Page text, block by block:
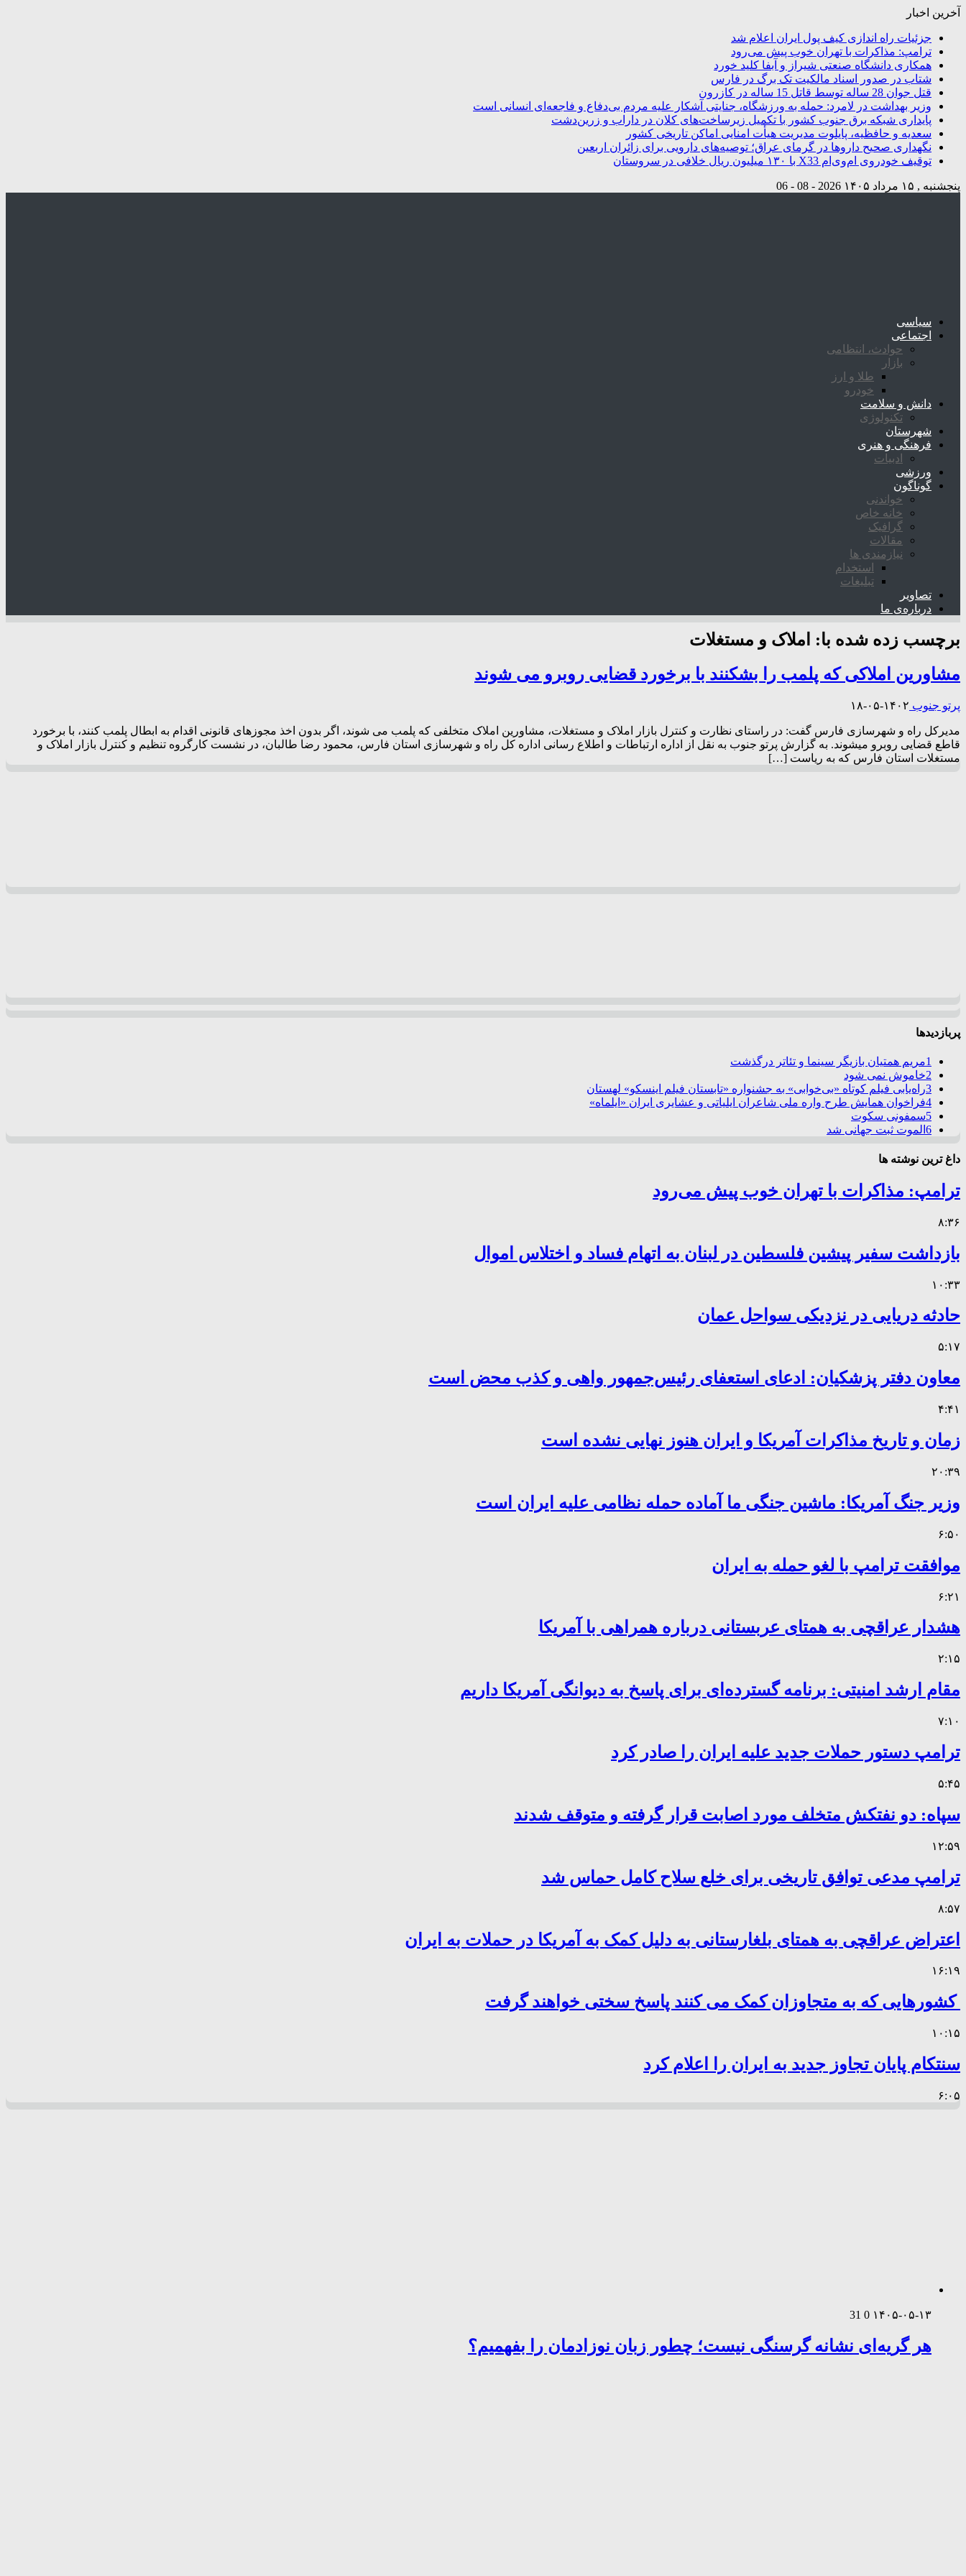
آخرین اخبار
جزئیات راه اندازی کیف پول ایران اعلام شد
ترامپ: مذاکرات با تهران خوب پیش می‌رود
همکاری دانشگاه صنعتی شیراز و آبفا کلید خورد
شتاب در صدور اسناد مالکیت تک برگ در فارس
قتل جوان 28 ساله توسط قاتل 15 ساله در کازرون
وزیر بهداشت در لامرد: حمله به ورزشگاه، جنایتی آشکار علیه مردم بی‌دفاع و فاجعه‌ای انسانی است
پایداری شبکه برق جنوب کشور با تکمیل زیرساخت‌های کلان در داراب و زرین‌دشت
سعدیه و حافظیه، پایلوت مدیریت هیأت امنایی اماکن تاریخی کشور
نگهداری صحیح داروها در گرمای عراق؛ توصیه‌های دارویی برای زائران اربعین
توقیف خودروی ام‌وی‌ام X33 با ۱۳۰ میلیون ریال خلافی در سروستان
پنجشنبه , ۱۵ مرداد ۱۴۰۵ 2026 - 08 - 06
سیاسی
اجتماعی
حوادث، انتظامی
بازار
طلا و ارز
خودرو
دانش و سلامت
تکنولوژی
شهرستان
فرهنگی و هنری
ادبیات
ورزشی
گوناگون
خواندنی
خانه خاص
گرافیک
مقالات
نیازمندی ها
استخدام
تبلیغات
تصاویر
درباره‌ی ما
برچسب زده شده با:
املاک و مستغلات
مشاورین املاکی که پلمب را بشکنند با برخورد قضایی روبرو می شوند
پرتو جنوب ۱۴۰۲-۰۵-۱۸
مدیرکل راه و شهرسازی فارس گفت: در راستای نظارت و کنترل بازار املاک و مستغلات، مشاورین املاک متخلفی که پلمب می شوند، اگر بدون اخذ مجوزهای قانونی اقدام به ابطال پلمب کنند، با برخورد
قاطع قضایی روبرو میشوند. به گزارش پرتو جنوب به نقل از اداره ارتباطات و اطلاع رسانی اداره کل راه و شهرسازی استان فارس، محمود رضا طالبان، در نشست کارگروه تنظیم و کنترل بازار املاک و
مستغلات استان فارس که به ریاست […]
پربازدیدها
1مریم همتیان بازیگر سینما و تئاتر درگذشت
2خاموش نمی شود
3راه‌یابی فیلم کوتاه «بی‌خوابی» به جشنواره «تابستان فیلم اینسکو» لهستان
4فراخوان همایش طرح واره ملی شاعران ایلیاتی و عشایری ایران «ایلماه»
5سمفونی سکوت
6 الموت ثبت جهانی شد
داغ ترین نوشته ها
ترامپ: مذاکرات با تهران خوب پیش می‌رود
۸:۳۶
بازداشت سفیر پیشین فلسطین در لبنان به اتهام فساد و اختلاس اموال
۱۰:۳۳
حادثه دریایی در نزدیکی سواحل عمان
۵:۱۷
معاون دفتر پزشکیان: ادعای استعفای رئیس‌جمهور واهی و کذب محض است
۴:۴۱
زمان و تاریخ مذاکرات آمریکا و ایران هنوز نهایی نشده است
۲۰:۳۹
وزیر جنگ آمریکا: ماشین جنگی ما آماده حمله نظامی علیه ایران است
۶:۵۰
موافقت ترامپ با لغو حمله به ایران
۶:۲۱
هشدار عراقچی به همتای عربستانی درباره همراهی با آمریکا
۲:۱۵
مقام ارشد امنیتی: برنامه گسترده‌ای برای پاسخ به دیوانگی آمریکا داریم
۷:۱۰
ترامپ دستور حملات جدید علیه ایران را صادر کرد
۵:۴۵
سپاه: دو نفتکش متخلف مورد اصابت قرار گرفته و متوقف شدند
۱۲:۵۹
ترامپ مدعی توافق تاریخی برای خلع سلاح کامل حماس شد
۸:۵۷
اعتراض عراقچی به همتای بلغارستانی به دلیل کمک به آمریکا در حملات به ایران
۱۶:۱۹
کشورهایی که به متجاوزان کمک می کنند پاسخ سختی خواهند گرفت
۱۰:۱۵
سنتکام پایان تجاوز جدید به ایران را اعلام کرد
۶:۰۵
۱۴۰۵-۰۵-۱۳ 0
31
هر گریه‌ای نشانه گرسنگی نیست؛ چطور زبان نوزادمان را بفهمیم؟